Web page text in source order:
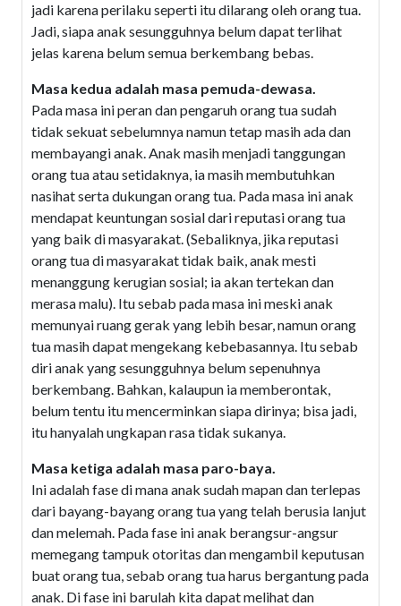
jadi karena perilaku seperti itu dilarang oleh orang tua.
Jadi, siapa anak sesungguhnya belum dapat terlihat
jelas karena belum semua berkembang bebas.
Masa kedua adalah masa pemuda-dewasa.
Pada masa ini peran dan pengaruh orang tua sudah
tidak sekuat sebelumnya namun tetap masih ada dan
membayangi anak. Anak masih menjadi tanggungan
orang tua atau setidaknya, ia masih membutuhkan
nasihat serta dukungan orang tua. Pada masa ini anak
mendapat keuntungan sosial dari reputasi orang tua
yang baik di masyarakat. (Sebaliknya, jika reputasi
orang tua di masyarakat tidak baik, anak mesti
menanggung kerugian sosial; ia akan tertekan dan
merasa malu). Itu sebab pada masa ini meski anak
memunyai ruang gerak yang lebih besar, namun orang
tua masih dapat mengekang kebebasannya. Itu sebab
diri anak yang sesungguhnya belum sepenuhnya
berkembang. Bahkan, kalaupun ia memberontak,
belum tentu itu mencerminkan siapa dirinya; bisa jadi,
itu hanyalah ungkapan rasa tidak sukanya.
Masa ketiga adalah masa paro-baya.
Ini adalah fase di mana anak sudah mapan dan terlepas
dari bayang-bayang orang tua yang telah berusia lanjut
dan melemah. Pada fase ini anak berangsur-angsur
memegang tampuk otoritas dan mengambil keputusan
buat orang tua, sebab orang tua harus bergantung pada
anak. Di fase ini barulah kita dapat melihat dan